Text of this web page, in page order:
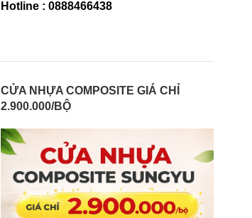
Hotline : 0888466438
CỬA NHỰA COMPOSITE GIÁ CHỈ
2.900.000/BỘ